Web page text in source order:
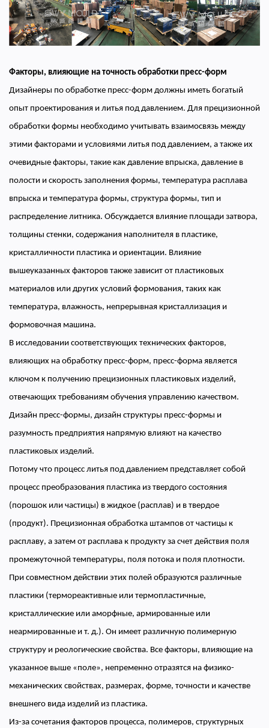
Факторы, влияющие на точность обработки пресс-форм
Дизайнеры по обработке пресс-форм должны иметь богатый
опыт проектирования и литья под давлением. Для прецизионной
обработки формы необходимо учитывать взаимосвязь между
этими факторами и условиями литья под давлением, а также их
очевидные факторы, такие как давление впрыска, давление в
полости и скорость заполнения формы, температура расплава
впрыска и температура формы, структура формы, тип и
распределение литника. Обсуждается влияние площади затвора,
толщины стенки, содержания наполнителя в пластике,
кристалличности пластика и ориентации. Влияние
вышеуказанных факторов также зависит от пластиковых
материалов или других условий формования, таких как
температура, влажность, непрерывная кристаллизация и
формовочная машина.
В исследовании соответствующих технических факторов,
влияющих на обработку пресс-форм, пресс-форма является
ключом к получению прецизионных пластиковых изделий,
отвечающих требованиям обучения управлению качеством.
Дизайн пресс-формы, дизайн структуры пресс-формы и
разумность предприятия напрямую влияют на качество
пластиковых изделий.
Потому что процесс литья под давлением представляет собой
процесс преобразования пластика из твердого состояния
(порошок или частицы) в жидкое (расплав) и в твердое
(продукт). Прецизионная обработка штампов от частицы к
расплаву, а затем от расплава к продукту за счет действия поля
промежуточной температуры, поля потока и поля плотности.
При совместном действии этих полей образуются различные
пластики (термореактивные или термопластичные,
кристаллические или аморфные, армированные или
неармированные и т. д.). Он имеет различную полимерную
структуру и реологические свойства. Все факторы, влияющие на
указанное выше «поле», непременно отразятся на физико-
механических свойствах, размерах, форме, точности и качестве
внешнего вида изделий из пластика.
Из-за сочетания факторов процесса, полимеров, структурных